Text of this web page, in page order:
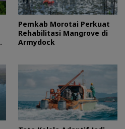
Pemkab Morotai Perkuat
Rehabilitasi Mangrove di
Armydock